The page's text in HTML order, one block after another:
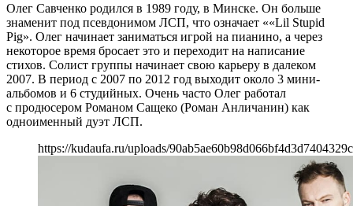
Олег Савченко родился в 1989 году, в Минске. Он больше
знаменит под псевдонимом ЛСП, что означает ««Lil Stupid
Pig». Олег начинает заниматься игрой на пианино, а через
некоторое время бросает это и переходит на написание
стихов. Солист группы начинает свою карьеру в далеком
2007. В период с 2007 по 2012 год выходит около 3 мини-
альбомов и 6 студийных. Очень часто Олег работал
с продюсером Романом Сащеко (Роман Анличанин) как
одноименный дуэт ЛСП.
https://kudaufa.ru/uploads/